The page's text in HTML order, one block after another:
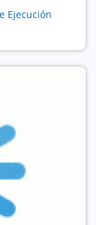
Ejecución